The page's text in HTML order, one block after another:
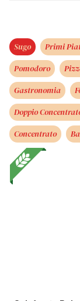
Sugo Primi
Pomodoro
Gastronomia
Doppio
Concentrato